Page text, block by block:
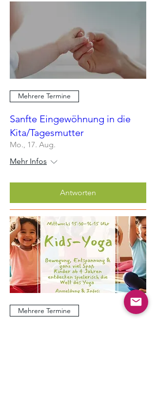
Mehrere Termine
Sanfte Eingewöhnung in die
Kita/Tagesmutter
Mo., 17. Aug.
Mehr Infos
Antworten
Mehrere Termine